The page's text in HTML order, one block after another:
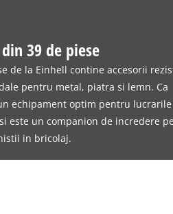
39 de piese
de la Einhell contine accesorii
pentru metal, piatra si lemn. Ca
echipament optim pentru lucrarile
este un companion de incredere
in bricolaj.